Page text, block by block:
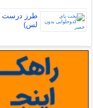
طرز درست
لس)